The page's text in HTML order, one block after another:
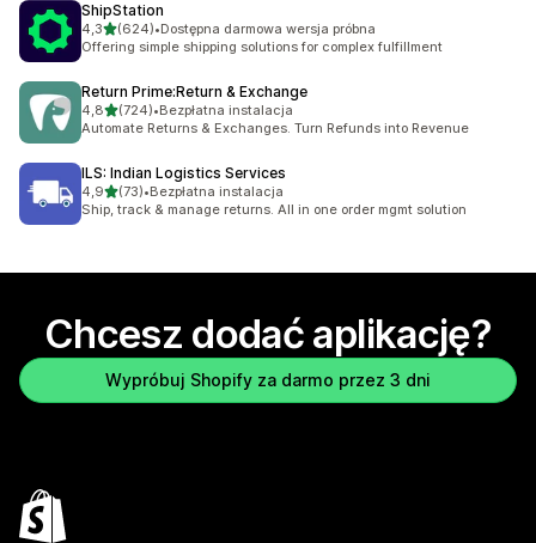
ShipStation
4,3na 5 gwiazdek
(624)
Łączna liczba recenzji: 624
•Dostępna darmowa wersja próbna
Offering simple shipping solutions for complex fulfillment
Return Prime:Return & Exchange
4,8na 5 gwiazdek
(724)
Łączna liczba recenzji: 724
•Bezpłatna instalacja
Automate Returns & Exchanges. Turn Refunds into Revenue
ILS: Indian Logistics Services
4,9na 5 gwiazdek
(73)
Łączna liczba recenzji: 73
•Bezpłatna instalacja
Ship, track & manage returns. All in one order mgmt solution
Chcesz dodać aplikację?
Wypróbuj Shopify za darmo przez 3 dni